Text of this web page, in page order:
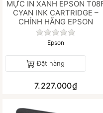
MỰC IN XANH EPSON
CYAN INK CARTRIDGE –
CHÍNH HÃNG EPSON
Chưa có
Epson
Đặt hàng
7.227.000₫